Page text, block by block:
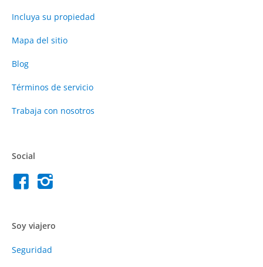
Incluya su propiedad
Mapa del sitio
Blog
Términos de servicio
Trabaja con nosotros
Social
Soy viajero
Seguridad